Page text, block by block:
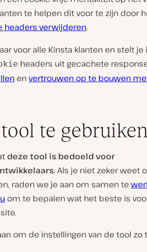
te helpen dit voor te zijn door
headers verwijderen.
voor alle Kinsta klanten en stelt je
headers uit gecachete
envertrouwen op te bouwen
te gebruiken
deze tool is bedoeld voor
. Als je niet zeker weet
raden we je aan om samen te
om te bepalen wat het beste is
om de instellingen van de tool zo